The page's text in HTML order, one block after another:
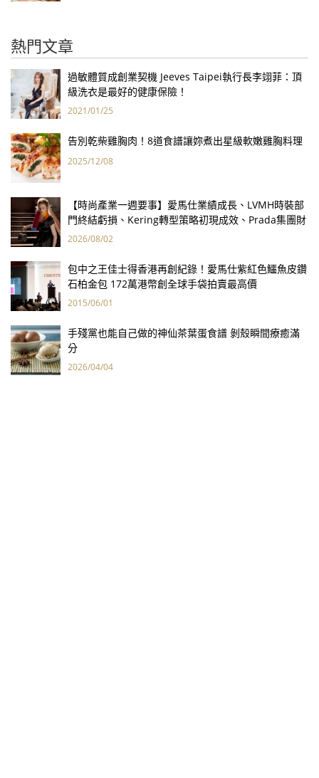
熱門文章
過敏體質成創業契機 Jeeves Taipei執行長李翊菲：頂
級洗衣是最好的健康保險！
2021/01/25
告別乾柴雞胸肉！8道食譜讓妳煮出星級軟嫩雞胸料理
2025/12/08
【時尚產業一週要事】愛馬仕業績成長、LVMH時裝部
門終結虧損、Kering轉型策略初現成效、Prada集團財
報亮眼
2026/08/02
包中之王佳士得香港再創紀錄！愛馬仕紫紅色鱷魚皮鑽
石柏金包 172萬港幣創全球手袋拍賣最高價
2015/06/01
手殘黨也能自己做的神仙茶葉蛋食譜 剝殼瞬間療癒滿
分
2026/04/04